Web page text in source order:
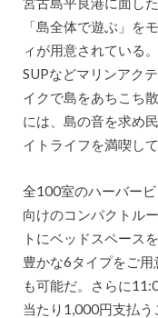
「島全体で遊ぶ」を
ィが用意されている
SUPなどマリンアク
イクで島をあちこち
には、島の音を求め
イトライフを満喫して
全100室のハーバー
向けのコンパクトル
トにベッドスペース
豊かな6タイプをご
も可能だ。さらに
当たり1,000円支払